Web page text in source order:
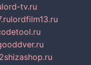
lord-tv.ru
lordfilm13.ru
2shizashop.ru